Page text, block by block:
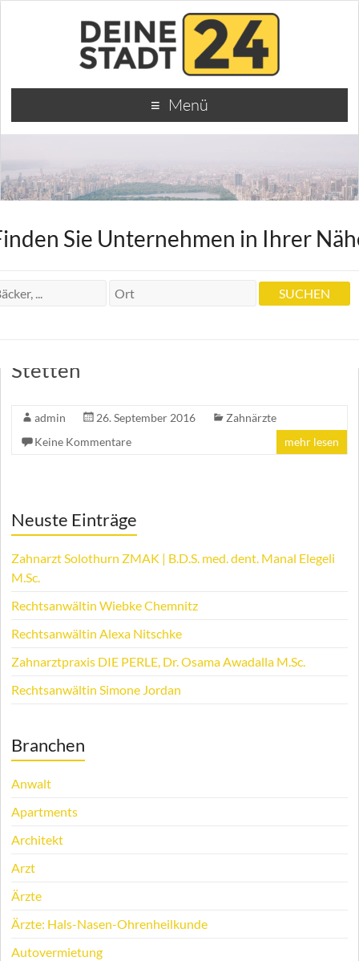
Menü
Sie Unternehmen in Ihrer
Stetten
admin 26. September 2016
Zahnärzte
Keine Kommentare
mehr lesen
Neuste Einträge
Zahnarzt Solothurn ZMAK | B.D.S. med. dent. Manal Elegeli
M.Sc.
Rechtsanwältin Wiebke Chemnitz
Rechtsanwältin Alexa Nitschke
Zahnarztpraxis DIE PERLE, Dr. Osama Awadalla M.Sc.
Rechtsanwältin Simone Jordan
Branchen
Anwalt
Apartments
Architekt
Arzt
Ärzte
Ärzte: Hals-Nasen-Ohrenheilkunde
Autovermietung